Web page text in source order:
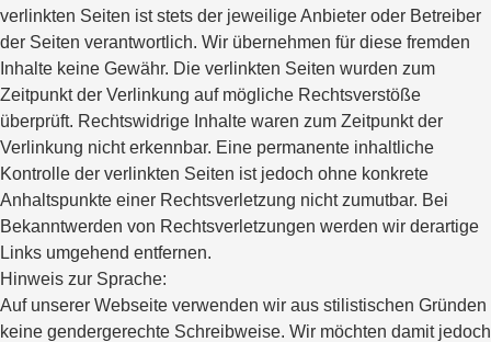
verlinkten Seiten ist stets der jeweilige Anbieter oder Betreiber
der Seiten verantwortlich. Wir übernehmen für diese fremden
Inhalte keine Gewähr. Die verlinkten Seiten wurden zum
Zeitpunkt der Verlinkung auf mögliche Rechtsverstöße
überprüft. Rechtswidrige Inhalte waren zum Zeitpunkt der
Verlinkung nicht erkennbar. Eine permanente inhaltliche
Kontrolle der verlinkten Seiten ist jedoch ohne konkrete
Anhaltspunkte einer Rechtsverletzung nicht zumutbar. Bei
Bekanntwerden von Rechtsverletzungen werden wir derartige
Links umgehend entfernen.
Hinweis zur Sprache:
Auf unserer Webseite verwenden wir aus stilistischen Gründen
keine gendergerechte Schreibweise. Wir möchten damit jedoch